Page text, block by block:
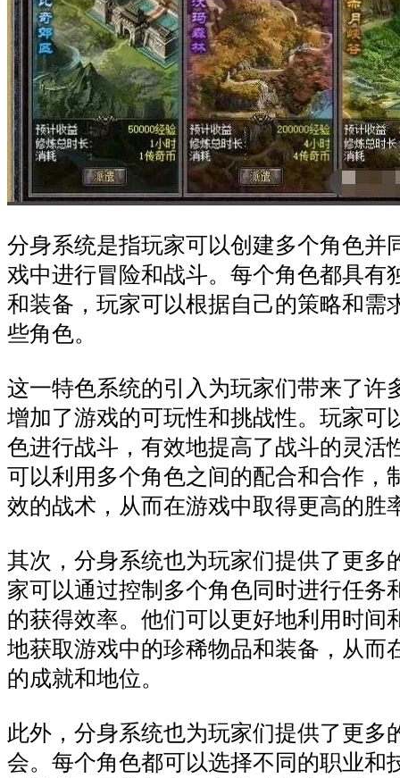
分身系统是指玩家可以创建多个角色并
戏中进行冒险和战斗。每个角色都具有
和装备，玩家可以根据自己的策略和需
些角色。
这一特色系统的引入为玩家们带来了许
增加了游戏的可玩性和挑战性。玩家可
色进行战斗，有效地提高了战斗的灵活
可以利用多个角色之间的配合和合作，
效的战术，从而在游戏中取得更高的胜
其次，分身系统也为玩家们提供了更多
家可以通过控制多个角色同时进行任务
的获得效率。他们可以更好地利用时间
地获取游戏中的珍稀物品和装备，从而
的成就和地位。
此外，分身系统也为玩家们提供了更多
会。每个角色都可以选择不同的职业和